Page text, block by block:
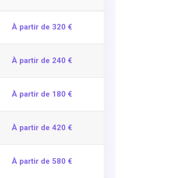
À partir de 320 €
À partir de 240 €
À partir de 180 €
À partir de 420 €
À partir de 580 €